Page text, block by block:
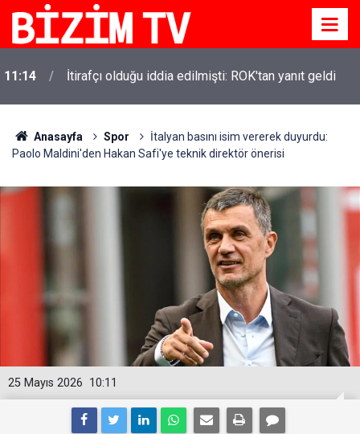
11:14 İtirafçı olduğu iddia edilmişti: ROK'tan yanıt geldi
Anasayfa Spor
İtalyan basını isim vererek duyurdu:
Paolo Maldini'den Hakan Safi'ye teknik direktör önerisi
10:11
25 Mayıs 2026